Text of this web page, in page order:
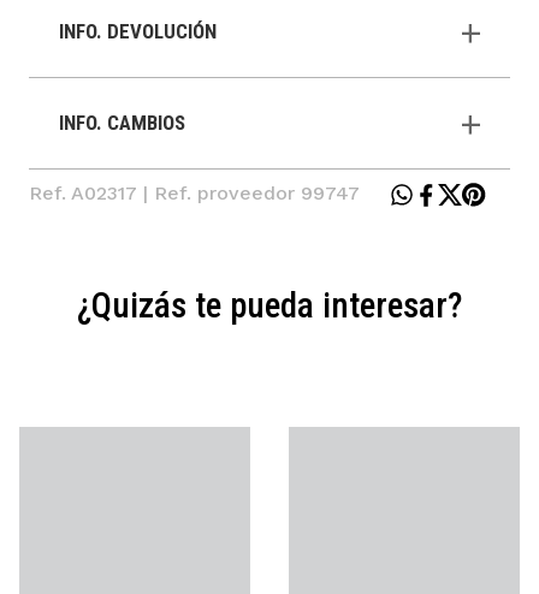
INFO. DEVOLUCIÓN
INFO. CAMBIOS
Ref. A02317 | Ref. proveedor 99747
¿Quizás te pueda interesar?